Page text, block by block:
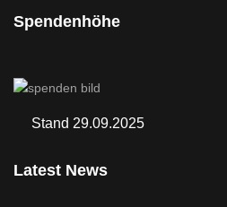
Spendenhöhe
Stand 29.09.2025
Latest News